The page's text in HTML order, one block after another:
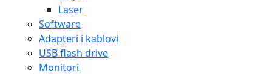
Laser
Software
Adapteri i kablovi
USB flash drive
Monitori